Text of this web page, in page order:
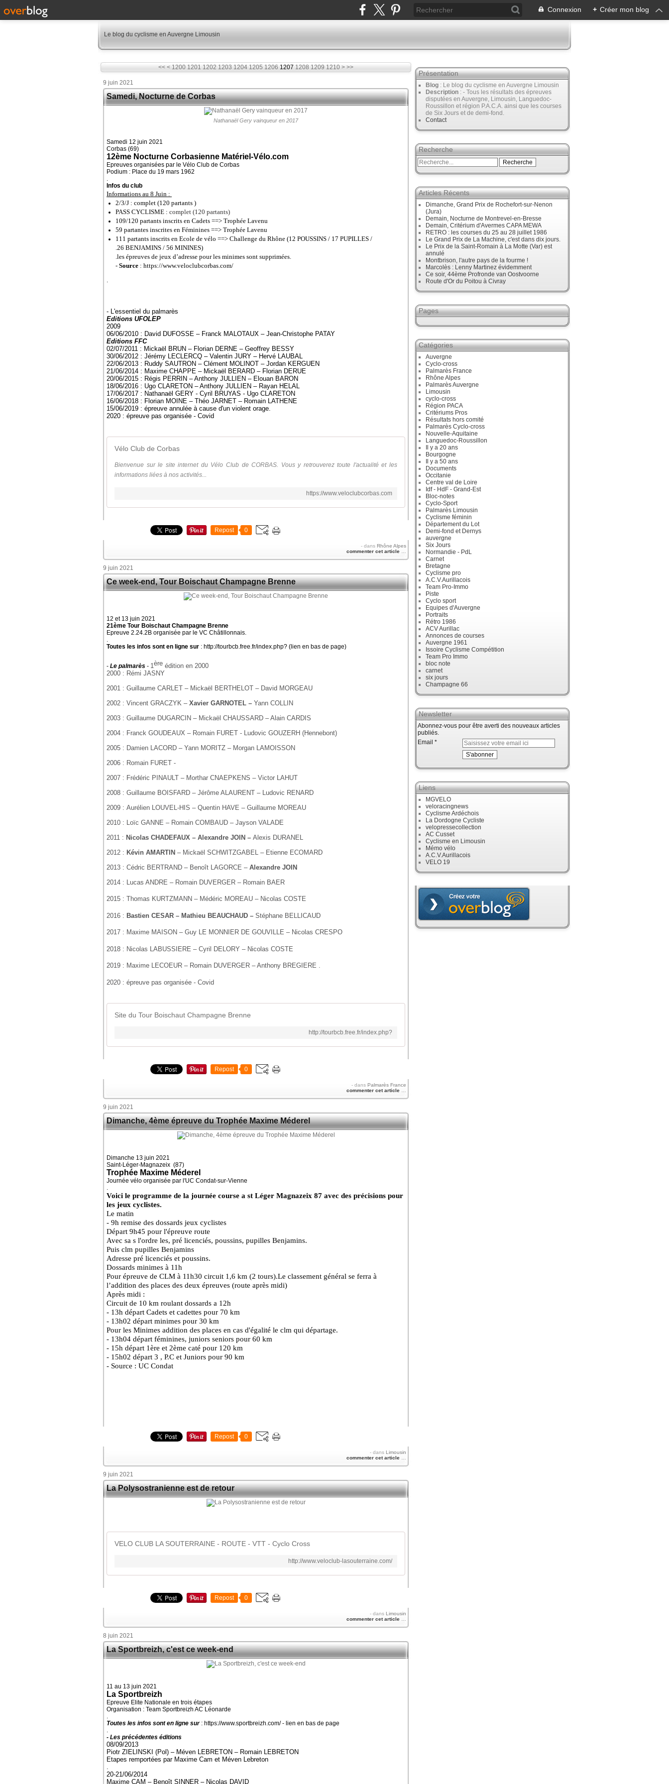
Connexion + Créer mon blog
Le blog du cyclisme en Auvergne Limousin
<< < 1200 1201 1202 1203 1204 1205 1206 1207 1208 1209 1210 1220
1230
1240
1250
1260
1270
1280
1290
1300
1400
1500
1600
1700
1800
1900
2000
2100
2200
2300
2400
2500
2600
2700
> >>
9 juin 2021
Samedi, Nocturne de Corbas
Nathanaël Gery vainqueur en 2017
Samedi 12 juin 2021
Corbas (69)
12ème Nocturne Corbasienne Matériel-Vélo.com
Epreuves organisées par le Vélo Club de Corbas
Podium : Place du 19 mars 1962
.
Infos du club
Informations au 8 Juin :
2/3/J : complet (120 partants )
PASS CYCLISME : complet (120 partants)
109/120 partants inscrits en Cadets ==> Trophée Lavenu
59 partantes inscrites en Féminines ==> Trophée Lavenu
111 partants inscrits en Ecole de vélo ==> Challenge du Rhône (12 POUSSINS / 17 PUPILLES /
.26 BENJAMINS / 56 MININES)
.les épreuves de jeux d’adresse pour les minimes sont supprimées.
- Source : https://www.veloclubcorbas.com/
.
- L'essentiel du palmarès
Editions UFOLEP
2009
06/06/2010 : David DUFOSSE – Franck MALOTAUX – Jean-Christophe PATAY
Editions FFC
02/07/2011 : Mickaël BRUN – Florian DERNE – Geoffrey BESSY
30/06/2012 : Jérémy LECLERCQ – Valentin JURY – Hervé LAUBAL
22/06/2013 : Ruddy SAUTRON – Clément MOLINOT – Jordan KERGUEN
21/06/2014 : Maxime CHAPPE – Mickaël BERARD – Florian DERUE
20/06/2015 : Régis PERRIN – Anthony JULLIEN – Elouan BARON
18/06/2016 : Ugo CLARETON – Anthony JULLIEN – Rayan HELAL
17/06/2017 : Nathanaël GERY - Cyril BRUYAS - Ugo CLARETON
16/06/2018 : Florian MOINE – Théo JARNET – Romain LATHENE
15/06/2019 : épreuve annulée à cause d'un violent orage.
2020 : épreuve pas organisée - Covid
Vélo Club de Corbas
Bienvenue sur le site internet du Vélo Club de CORBAS. Vous y retrouverez toute l'actualité et les
informations liées à nos activités...
https://www.veloclubcorbas.com
Repost 0
- dans Rhône Alpes
commenter cet article
9 juin 2021
Ce week-end, Tour Boischaut Champagne Brenne
12 et 13 juin 2021
21ème Tour Boischaut Champagne Brenne
Epreuve 2.24.2B organisée par le VC Châtillonnais.
.
Toutes les infos sont en ligne sur : http://tourbcb.free.fr/index.php? (lien en bas de page)
- Le palmarès - 1ère édition en 2000
2000 : Rémi JASNY
2001 : Guillaume CARLET – Mickaël BERTHELOT – David MORGEAU
2002 : Vincent GRACZYK – Xavier GARNOTEL – Yann COLLIN
2003 : Guillaume DUGARCIN – Mickaël CHAUSSARD – Alain CARDIS
2004 : Franck GOUDEAUX – Romain FURET - Ludovic GOUZERH (Hennebont)
2005 : Damien LACORD – Yann MORITZ – Morgan LAMOISSON
2006 : Romain FURET -
2007 : Frédéric PINAULT – Morthar CNAEPKENS – Victor LAHUT
2008 : Guillaume BOISFARD – Jérôme ALAURENT – Ludovic RENARD
2009 : Aurélien LOUVEL-HIS – Quentin HAVE – Guillaume MOREAU
2010 : Loïc GANNE – Romain COMBAUD – Jayson VALADE
2011 : Nicolas CHADEFAUX – Alexandre JOIN – Alexis DURANEL
2012 : Kévin AMARTIN – Mickaël SCHWITZGABEL – Etienne ECOMARD
2013 : Cédric BERTRAND – Benoît LAGORCE – Alexandre JOIN
2014 : Lucas ANDRE – Romain DUVERGER – Romain BAER
2015 : Thomas KURTZMANN – Médéric MOREAU – Nicolas COSTE
2016 : Bastien CESAR – Mathieu BEAUCHAUD – Stéphane BELLICAUD
2017 : Maxime MAISON – Guy LE MONNIER DE GOUVILLE – Nicolas CRESPO
2018 : Nicolas LABUSSIERE – Cyril DELORY – Nicolas COSTE
2019 : Maxime LECOEUR – Romain DUVERGER – Anthony BREGIERE .
2020 : épreuve pas organisée - Covid
Site du Tour Boischaut Champagne Brenne
http://tourbcb.free.fr/index.php?
Repost 0
- dans Palmarès France
commenter cet article
9 juin 2021
Dimanche, 4ème épreuve du Trophée Maxime Méderel
Dimanche 13 juin 2021
Saint-Léger-Magnazeix (87)
Trophée Maxime Méderel
Journée vélo organisée par l'UC Condat-sur-Vienne
Voici le programme de la journée course a st Léger Magnazeix 87 avec des précisions pour
les jeux cyclistes.
Le matin
- 9h remise des dossards jeux cyclistes
Départ 9h45 pour l'épreuve route
Avec sa s l'ordre les, pré licenciés, poussins, pupilles Benjamins.
Puis clm pupilles Benjamins
Adresse pré licenciés et poussins.
Dossards minimes à 11h
Pour épreuve de CLM à 11h30 circuit 1,6 km (2 tours).Le classement général se ferra à
l’addition des places des deux épreuves (route après midi)
Après midi :
Circuit de 10 km roulant dossards a 12h
- 13h départ Cadets et cadettes pour 70 km
- 13h02 départ minimes pour 30 km
Pour les Minimes addition des places en cas d'égalité le clm qui départage.
- 13h04 départ féminines, juniors seniors pour 60 km
- 15h départ 1ère et 2ème caté pour 120 km
- 15h02 départ 3 , P.C et Juniors pour 90 km
- Source : UC Condat
Repost 0
- dans Limousin
commenter cet article
9 juin 2021
La Polysostranienne est de retour
VELO CLUB LA SOUTERRAINE - ROUTE - VTT - Cyclo Cross
http://www.veloclub-lasouterraine.com/
Repost 0
- dans Limousin
commenter cet article
8 juin 2021
La Sportbreizh, c'est ce week-end
11 au 13 juin 2021
La Sportbreizh
Epreuve Elite Nationale en trois étapes
Organisation : Team Sportbreizh AC Léonarde
Toutes les infos sont en ligne sur: https://www.sportbreizh.com/ - lien en bas de page
- Les précédentes éditions
08/09/2013
Piotr ZIELINSKI (Pol) – Méven LEBRETON – Romain LEBRETON
Etapes remportées par Maxime Cam et Méven Lebreton
20-21/06/2014
Maxime CAM – Benoît SINNER – Nicolas DAVID
Présentation
Blog : Le blog du cyclisme en Auvergne Limousin
Description : - Tous les résultats des épreuves
disputées en Auvergne, Limousin, Languedoc-
Roussillon et région P.A.C.A. ainsi que les courses
de Six Jours et de demi-fond.
Contact
Recherche
Articles Récents
Dimanche, Grand Prix de Rochefort-sur-Nenon
(Jura)
Demain, Nocturne de Montrevel-en-Bresse
Demain, Critérium d'Avermes CAPA MEWA
RETRO : les courses du 25 au 28 juillet 1986
Le Grand Prix de La Machine, c'est dans dix jours.
Le Prix de la Saint-Romain à La Motte (Var) est
annulé
Montbrison, l'autre pays de la fourme !
Marcolès : Lenny Martinez évidemment
Ce soir, 44ème Profronde van Oostvoorne
Route d'Or du Poitou à Civray
Pages
Catégories
Auvergne
Cyclo-cross
Palmarès France
Rhône Alpes
Palmarès Auvergne
Limousin
cyclo-cross
Région PACA
Critériums Pros
Résultats hors comité
Palmarès Cyclo-cross
Nouvelle-Aquitaine
Languedoc-Roussillon
Il y a 20 ans
Bourgogne
Il y a 50 ans
Documents
Occitanie
Centre val de Loire
Idf - HdF - Grand-Est
Bloc-notes
Cyclo-Sport
Palmarès Limousin
Cyclisme féminin
Département du Lot
Demi-fond et Dernys
auvergne
Six Jours
Normandie - PdL
Carnet
Bretagne
Cyclisme pro
A.C.V.Aurillacois
Team Pro-Immo
Piste
Cyclo sport
Equipes d'Auvergne
Portraits
Rétro 1986
ACV Aurillac
Annonces de courses
Auvergne 1961
Issoire Cyclisme Compétition
Team Pro Immo
bloc note
carnet
six jours
Champagne 66
Newsletter
Abonnez-vous pour être averti des nouveaux articles
publiés.
Email
Liens
MGVELO
veloracingnews
Cyclisme Ardéchois
La Dordogne Cycliste
velopressecollection
AC Cusset
Cyclisme en Limousin
Mémo vélo
A.C.V.Aurillacois
VELO 19